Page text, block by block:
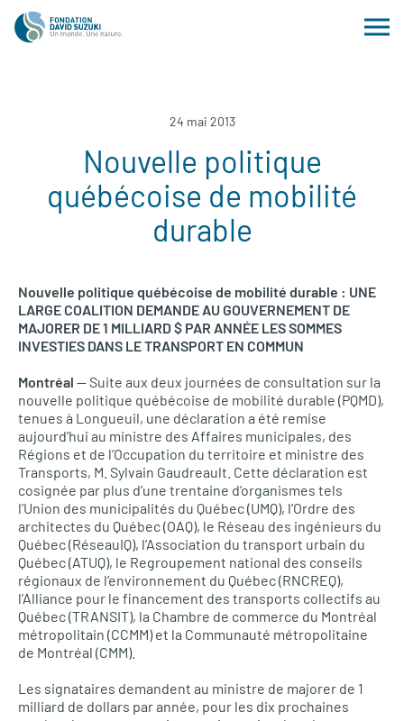
24 mai 2013
Nouvelle politique
québécoise de mobilité
durable
Nouvelle politique québécoise de mobilité durable : UNE
LARGE COALITION DEMANDE AU GOUVERNEMENT DE
MAJORER DE 1 MILLIARD $ PAR ANNÉE LES SOMMES
INVESTIES DANS LETRANSPORT EN COMMUN
Montréal — Suite aux deux journées de consultation sur la
nouvelle politique québécoise de mobilité durable (PQMD),
tenues à Longueuil, une déclaration a été remise
aujourd’hui au ministre des Affaires municipales, des
Régions et de l’Occupation du territoire et ministre des
Transports, M. Sylvain Gaudreault. Cette déclaration est
cosignée par plus d’une trentaine d’organismes tels
l’Union des municipalités du Québec (UMQ), l’Ordre des
architectes du Québec (OAQ), le Réseau des ingénieurs du
Québec (RéseauIQ), l’Association du transport urbain du
Québec (ATUQ), le Regroupement national des conseils
régionaux de l’environnement du Québec (RNCREQ),
l’Alliance pour le financement des transports collectifs au
Québec (TRANSIT), la Chambre de commerce du Montréal
métropolitain (CCMM) et la Communauté métropolitaine
de Montréal (CMM).
Les signataires demandent au ministre de majorer de 1
milliard de dollars par année, pour les dix prochaines